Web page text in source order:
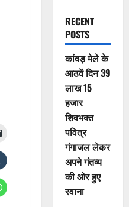
RECENT
POSTS
कांवड़ मेले के
आठवें दिन 39
लाख 15
हजार
शिवभक्त
पवित्र
गंगाजल लेकर
अपने गंतव्य
की ओर हुए
रवाना